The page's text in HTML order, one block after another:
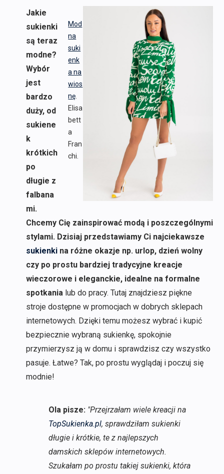
Mod
na
suki
enk
a na
wios
nę
Elisa
bett
a
Fran
chi.
Jakie
sukienki
są teraz
modne?
Wybór
jest
bardzo
duży, od
sukiene
k
krótkich
po
długie z
falbana
mi.
Chcemy Cię zainspirować modą i poszczególnymi
stylami. Dzisiaj przedstawiamy Ci najciekawsze
sukienkina różne okazje np. urlop, dzień wolny
czy po prostu bardziej tradycyjne kreacje
wieczorowe i eleganckie, idealne na formalne
spotkania lub do pracy. Tutaj znajdziesz piękne
stroje dostępne w promocjach w dobrych sklepach
internetowych. Dzięki temu możesz wybrać i kupić
bezpiecznie wybraną sukienkę, spokojnie
przymierzysz ją w domu i sprawdzisz czy wszystko
pasuje. Łatwe? Tak, po prostu wyglądaj i poczuj się
modnie!
Ola pisze: "Przejrzałam wiele kreacji na
TopSukienka.pl, sprawdziłam sukienki
długie i krótkie, te z najlepszych
damskich sklepów internetowych.
Szukałam po prostu takiej sukienki, która